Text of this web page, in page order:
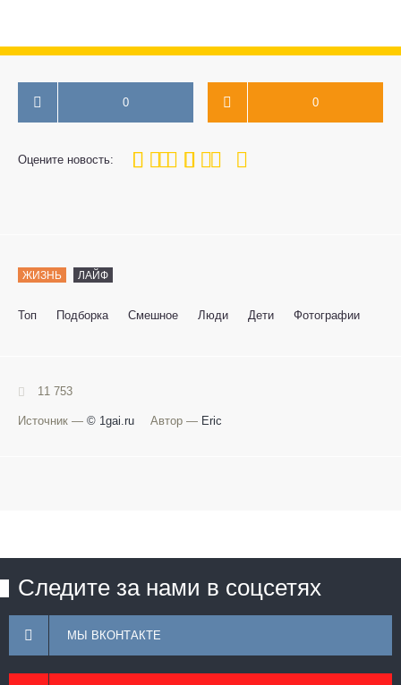
0 0
Оцените новость:
100
1 3 4 5
ЖИЗНЬ ЛАЙФ
Топ Подборка Смешное Люди Дети Фотографии
11 753
Источник — © 1gai.ru Автор — Eric
Следите за нами в соцсетях
МЫ ВКОНТАКТЕ